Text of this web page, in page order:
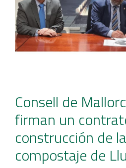
Consell de
firman un
construcción de
compostaje de